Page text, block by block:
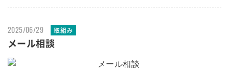
2025/06/29 取組み
メール相談